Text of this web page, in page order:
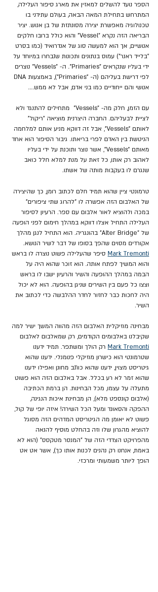
הספר נועד להשלים למאזין את מארג סיפור העלילה,
המתרחש בתחילת המאה הבאה, בעולם עתידני בו
טכנולוגיה מאפשרת יצירה מסונתזת של בן אנוש. יציר
הבריאה הזה נקרא "Vessel" והוא כולל ברובו חלקים
אנושיים, אך הוא למעשה סוג של אנדרואיד (כמו בסרט
"בלייד ראנר") עמוס בנתונים ותכונות שנבחרו במיוחד על
ידי בעליו שנקראים "Primaries". ה- "Vessels" נוצרים
אנושי והם ייחודיים כמו בני אדם, אבל לא ממש....
עם הזמן, חלק מה- "Vessels"  מתחילים להתנגד ולא
לציית לבעליהם. החברה היצרנית מוציאה "ריקול"
לאותם "Vessels", אבל זה דווקא מניע אותם למלחמה
הניטשת בין האדם לפרי בריאתו. גיבור הסיפור הוא אחד
מאותם "Vessels", אשר נוצר ותוכנת על ידי בעליו
לאהוב רק אותו, כל זאת על מנת למלא חלל כואב
שנגרם לו בעקבות מותה של אשתו.
טרמונטי ציין שהוא תמיד חלם לכתוב רומן, כך שהיצירה
של האלבום הזה אפשרה לו "להרוג שתי ציפורים"
במכה ולהוציא לאור אלבום עם ספר. הרעיון לסיפור
העלילה התחיל אצלו דווקא במהלך חימום לפני הופעה
של "Alter Bridge" בהונגריה. הוא התחיל לנגן מהלך
אקורדים מסוים שהפך בסופו של דבר לשיר הנושא.
Mark Tremonti סיפר שהעלילה פשוט נוצרה לו בראש
והוא המשיך לפתח אותה. הוא זוכר שהוא היה על
הבמה במהלך ההופעה והשיר והרעיון ישבו לו בראש
וצצו כל פעם בין השירים שניגן בהופעה. הוא לא יכול
היה לחכות כבר לחזור לחדר ההלבשה כדי לכתוב את
השיר.
מבחינה מוזיקלית האלבום הזה מהווה המשך ישיר למה
שקיבלנו באלבומים הקודמים, רק שמאלבום לאלבום
Mark Tremonti רק הולך ומשתפר. תמיד ידענו
שטרמונטי הוא כישרון מוזיקלי פנומנלי. ידענו שהוא
גיטריסט מצוין, ידענו שהוא כותב מחונן ואפילו ידענו
שהוא זמר לא רע בכלל. אבל באלבום הזה הוא פשוט
מתעלה על עצמו, מכל הבחינות. הן ברמת הכתיבה
(אלבום קונספט מלא), הן מבחינת איכות הנגינה,
ההפקה והסאונד ומעל הכל השירה! איזה יופי של קול,
פשוט לא יאומן מה הגיטריסט המדהים הזה מסוגל
להוציא מהגרון שלו וזה בהחלט מוסיף להנאה
מהפרויקט הצדדי הזה של "המנסר מטקסס" (הוא לא
באמת, אנחנו רק נהנים לכנות אותו כך), אשר אט אט
הופך ליותר משמעותי ומרכזי.